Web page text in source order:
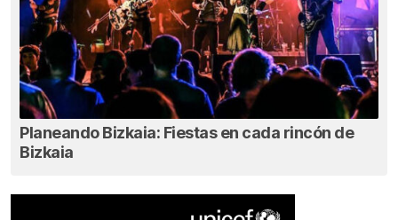
Planeando Bizkaia: Fiestas en cada rincón de
Bizkaia